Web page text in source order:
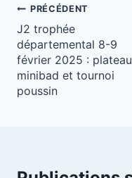
Navigation
de
l’article
PRÉCÉDENT
J2 trophée
départemental 8-9
février 2025 : plateau
minibad et tournoi
poussin